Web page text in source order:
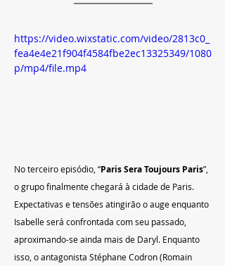
https://video.wixstatic.com/video/2813c0_
fea4e4e21f904f4584fbe2ec13325349/1080
p/mp4/file.mp4
No terceiro episódio, “Paris Sera Toujours Paris”,
o grupo finalmente chegará à cidade de Paris.
Expectativas e tensões atingirão o auge enquanto
Isabelle será confrontada com seu passado,
aproximando-se ainda mais de Daryl. Enquanto
isso, o antagonista Stéphane Codron (Romain